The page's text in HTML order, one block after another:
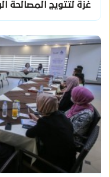
غزة لتتويج المصالحة